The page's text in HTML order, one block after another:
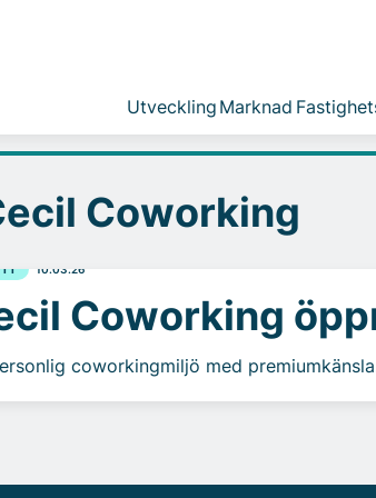
Utveckling Marknad
Coworking
10.03.26
Coworking
coworkingmiljö med